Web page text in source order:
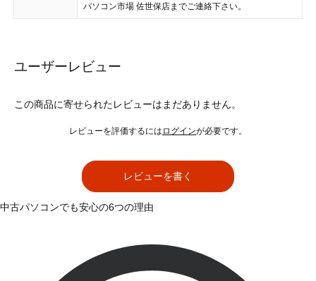
パソコン市場 佐世保店までご連絡下さい。
ユーザーレビュー
この商品に寄せられたレビューはまだありません。
レビューを評価するには ログインが必要です。
レビューを書く
中古パソコンでも安心の6つの理由